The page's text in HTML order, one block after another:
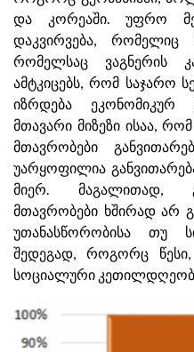
და კორეაში. უფრო
დაკვირვება, რომელიც
რომელსაც ვაგნერის
ამტკიცებს, რომ საჯარო
იზრდება ეკონომიკურ
მთავარი მიზეზი ისაა,
მთავრობები
უარყოფილია
მიერ. მაგალითად,
მთავრობები ხშირად არ
უთანასწორობისა თუ
შედეგად, როგორც
სოციალური